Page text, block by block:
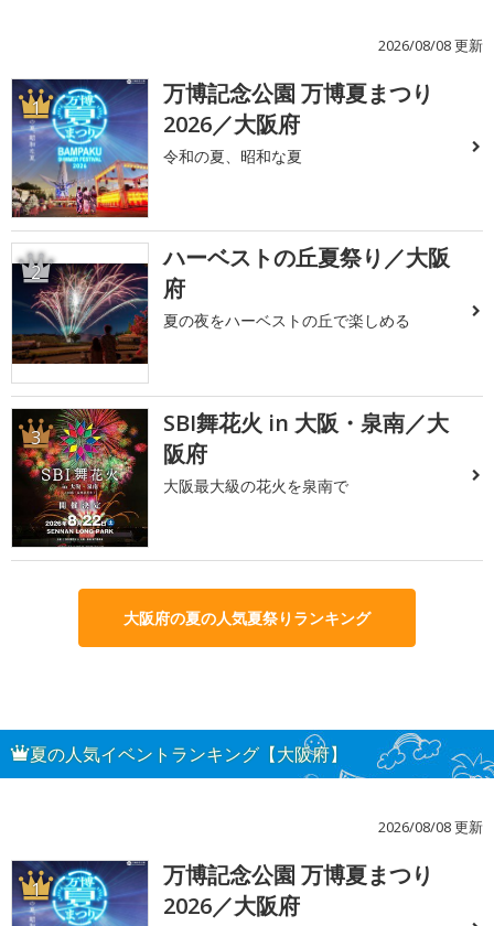
2026/08/08 更新
1
万博記念公園 万博夏まつり
2026／大阪府
令和の夏、昭和な夏
2
ハーベストの丘夏祭り／大阪
府
夏の夜をハーベストの丘で楽しめる
3
SBI舞花火 in 大阪・泉南／大
阪府
大阪最大級の花火を泉南で
大阪府の夏の人気夏祭りランキング
夏の人気イベントランキング【大阪府】
2026/08/08 更新
1
万博記念公園 万博夏まつり
2026／大阪府